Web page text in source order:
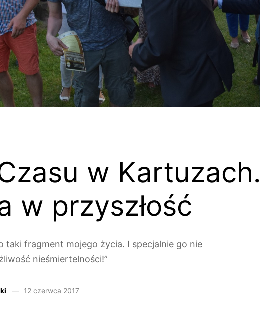
w Kartuzach.
w przyszłość
taki fragment mojego życia. I specjalnie go nie
nieśmiertelności!”
12 czerwca 2017